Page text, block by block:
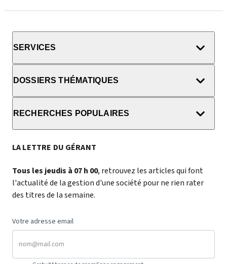
SERVICES
DOSSIERS THÉMATIQUES
RECHERCHES POPULAIRES
LA LETTRE DU GÉRANT
Tous les jeudis à 07 h 00, retrouvez les articles qui font
l'actualité de la gestion d'une société pour ne rien rater
des titres de la semaine.
Votre adresse email